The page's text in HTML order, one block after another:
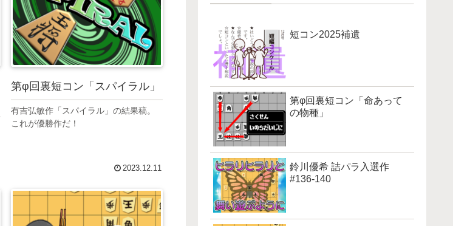
第φ回裏短コン「スパイラル」
有吉弘敏作「スパイラル」の結果稿。
これが優勝作だ！
2023.12.11
短コン2025補遺
第φ回裏短コン「命あって
の物種」
鈴川優希 詰パラ入選作
#136-140